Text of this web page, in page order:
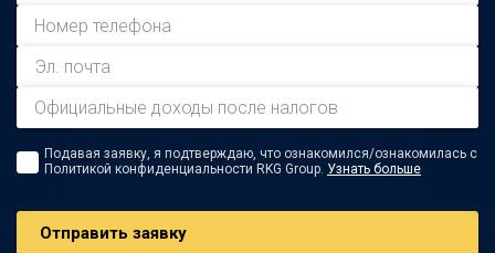
Подавая заявку, я подтверждаю, что ознакомился/ознакомилась с
Политикой конфиденциальности RKG Group. Узнать больше
Oтправить заявку